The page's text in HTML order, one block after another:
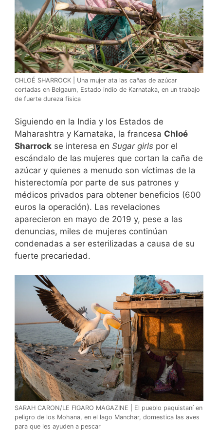
CHLOÉ SHARROCK | Una mujer ata las cañas de azúcar
cortadas en Belgaum, Estado indio de Karnataka, en un trabajo
de fuerte dureza física
Siguiendo en la India y los Estados de
Maharashtra y Karnataka, la francesa Chloé
Sharrock se interesa en Sugar girls por el
escándalo de las mujeres que cortan la caña de
azúcar y quienes a menudo son víctimas de la
histerectomía por parte de sus patrones y
médicos privados para obtener beneficios (600
euros la operación). Las revelaciones
aparecieron en mayo de 2019 y, pese a las
denuncias, miles de mujeres continúan
condenadas a ser esterilizadas a causa de su
fuerte precariedad.
SARAH CARON/LE FIGARO MAGAZINE | El pueblo paquistaní en
peligro de los Mohana, en el lago Manchar, domestica las aves
para que les ayuden a pescar